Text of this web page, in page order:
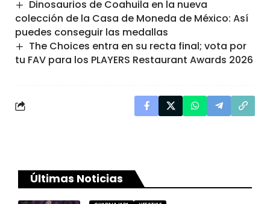
Dinosaurios de Coahuila en la nueva
colección de la Casa de Moneda de México: Así
puedes conseguir las medallas
The Choices entra en su recta final; vota por
tu FAV para los PLAYERS Restaurant Awards 2026
Últimas Noticias